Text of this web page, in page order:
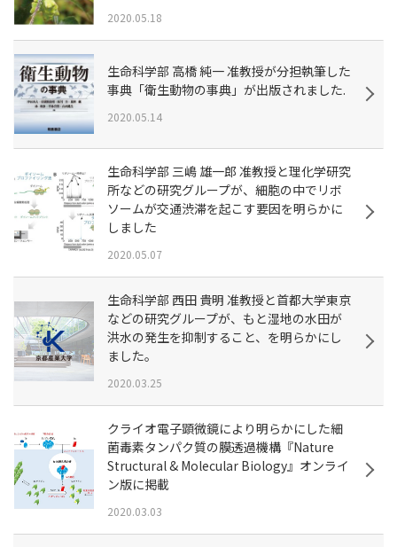
2020.05.18
生命科学部 高橋 純一 准教授が分担執筆した
事典「衛生動物の事典」が出版されました.
2020.05.14
生命科学部 三嶋 雄一郎 准教授と理化学研究
所などの研究グループが、細胞の中でリボ
ソームが交通渋滞を起こす要因を明らかに
しました
2020.05.07
生命科学部 西田 貴明 准教授と首都大学東京
などの研究グループが、もと湿地の水田が
洪水の発生を抑制すること、を明らかにし
ました。
2020.03.25
クライオ電子顕微鏡により明らかにした細
菌毒素タンパク質の膜透過機構『Nature
Structural & Molecular Biology』オンライ
ン版に掲載
2020.03.03